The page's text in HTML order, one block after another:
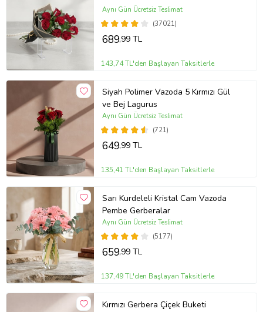
(37021)
Aynı Gün Ücretsiz Teslimat
689,99 TL
143,74 TL'den Başlayan Taksitlerle
Siyah Polimer Vazoda 5 Kırmızı Gül
ve Bej Lagurus
(721)
Aynı Gün Ücretsiz Teslimat
649,99 TL
135,41 TL'den Başlayan Taksitlerle
Sarı Kurdeleli Kristal Cam Vazoda
Pembe Gerberalar
(5177)
Aynı Gün Ücretsiz Teslimat
659,99 TL
137,49 TL'den Başlayan Taksitlerle
Kırmızı Gerbera Çiçek Buketi